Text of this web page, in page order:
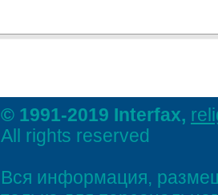
© 1991-2019 Interfax,
All rights reserved
Вся информация,